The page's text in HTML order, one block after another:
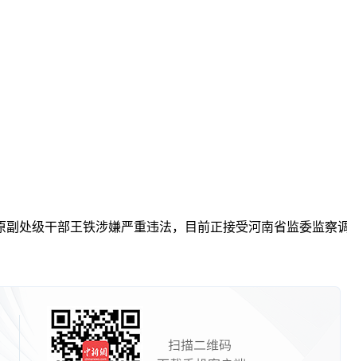
处级干部王铁涉嫌严重违法，目前正接受河南省监委监察